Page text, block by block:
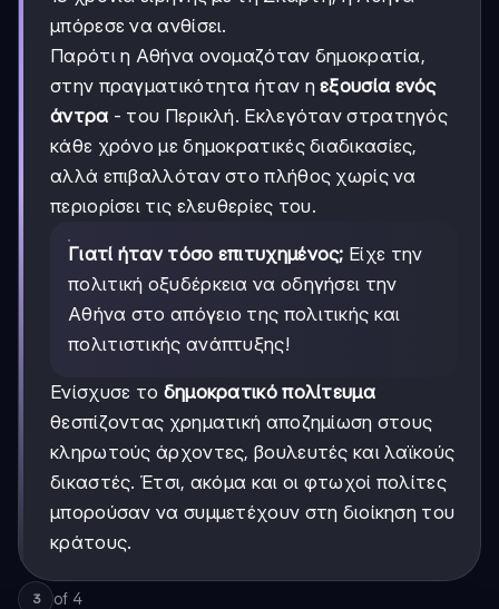
μπόρεσε να ανθίσει.
Παρότι η Αθήνα ονομαζόταν δημοκρατία,
στην πραγματικότητα ήταν ηεξουσία ενός
άντρα - του Περικλή. Εκλεγόταν στρατηγός
κάθε χρόνο με δημοκρατικές διαδικασίες,
αλλά επιβαλλόταν στο πλήθος χωρίς να
περιορίσει τις ελευθερίες του.
Γιατί ήταν τόσο επιτυχημένος; Είχε την
πολιτική οξυδέρκεια να οδηγήσει την
Αθήνα στο απόγειο της πολιτικής και
πολιτιστικής ανάπτυξης!
Ενίσχυσε το δημοκρατικό πολίτευμα
θεσπίζοντας χρηματική αποζημίωση στους
κληρωτούς άρχοντες, βουλευτές και λαϊκούς
δικαστές. Έτσι, ακόμα και οι φτωχοί πολίτες
μπορούσαν να συμμετέχουν στη διοίκηση του
κράτους.
3 of 4